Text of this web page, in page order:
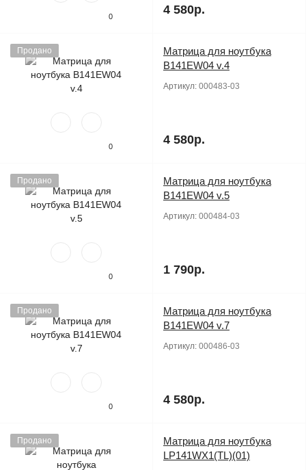
0 4 580р.
Продано
0
Матрица для ноутбука
B141EW04 v.4
Артикул: 000483-03
4 580р.
Продано
0
Матрица для ноутбука
B141EW04 v.5
Артикул: 000484-03
1 790р.
Продано
0
Матрица для ноутбука
B141EW04 v.7
Артикул: 000486-03
4 580р.
Продано
Матрица для ноутбука
LP141WX1(TL)(01)